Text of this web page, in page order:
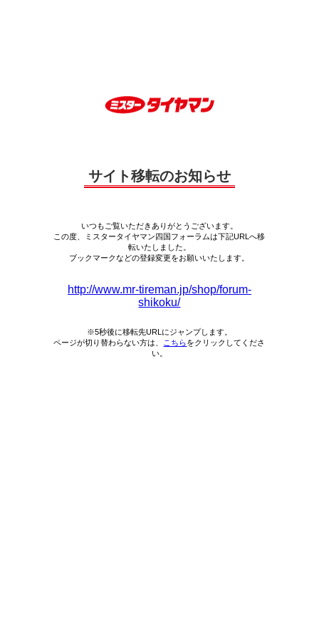
サイト移転のお知らせ
いつもご覧いただきありがとうございます。
この度、ミスタータイヤマン四国フォーラムは下記URLへ移
転いたしました。
ブックマークなどの登録変更をお願いいたします。
http://www.mr-tireman.jp/shop/forum-
shikoku/
※5秒後に移転先URLにジャンプします。
ページが切り替わらない方は、
こちらをクリックしてくださ
い。